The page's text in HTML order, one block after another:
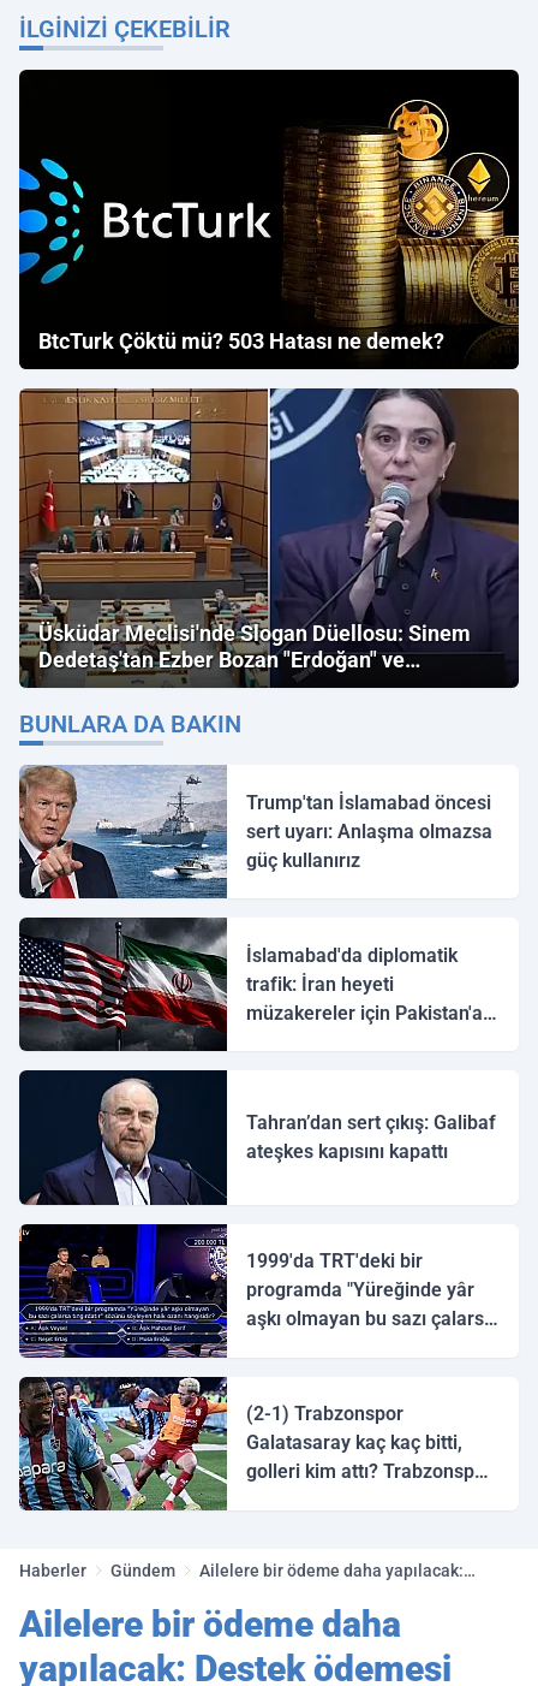
İLGINIZI ÇEKEBILIR
BtcTurk Çöktü mü? 503 Hatası ne demek?
Üsküdar Meclisi'nde Slogan Düellosu: Sinem
Dedetaş'tan Ezber Bozan "Erdoğan" ve
"İmamoğlu" Çıkışı!
BUNLARA DA BAKIN
Trump'tan İslamabad öncesi
sert uyarı: Anlaşma olmazsa
güç kullanırız
İslamabad'da diplomatik
trafik: İran heyeti
müzakereler için Pakistan'a
Tahran’dan sert çıkış: Galibaf
ateşkes kapısını kapattı
1999'da TRT'deki bir
programda "Yüreğinde yâr
aşkı olmayan bu sazı çalarsa
(2-1) Trabzonspor
Galatasaray kaç kaç bitti,
golleri kim attı? Trabzonspor
Haberler Gündem
Ailelere bir ödeme daha yapılacak:
liraya kadar çıkıyor
Ailelere bir ödeme daha
yapılacak: Destek ödemesi